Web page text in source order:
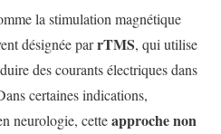
la stimulation magnétique
désignée parrTMS, qui utilise
des courants électriques dans
certaines indications,
neurologie, cetteapproche non